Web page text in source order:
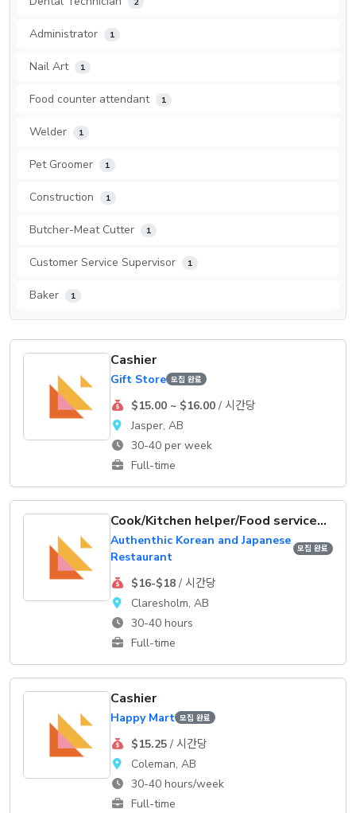
Administrator 1
Nail Art 1
Food counter attendant 1
Welder 1
Pet Groomer 1
Construction 1
Butcher-Meat Cutter 1
Customer Service Supervisor 1
Baker 1
Cashier
Gift Store 모집 완료
$15.00 ~ $16.00/ 시간당
Jasper, AB
30-40 per week
Full-time
Cook/Kitchen helper/Food service supervisor
Authenthic Korean and Japanese
Restaurant
모집 완료
$16-$18/ 시간당
Claresholm, AB
30-40 hours
Full-time
Cashier
Happy Mart 모집 완료
$15.25/ 시간당
Coleman, AB
30-40 hours/week
Full-time